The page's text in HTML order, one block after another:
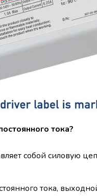
тока?
собой силовую
тока,